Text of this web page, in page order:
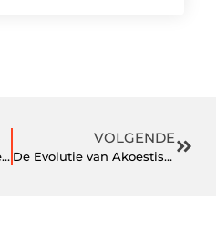
Ontdek de Charme van een Bed and Breakfast in Deventer
VOLGENDE
De Evolutie van Akoestische Kamers: Innovatie in Geluidsbeheersing met Tranducers